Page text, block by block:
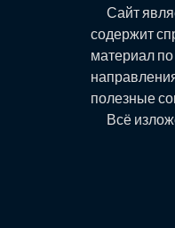
Сайт
содержит
материал
полезные
Всё